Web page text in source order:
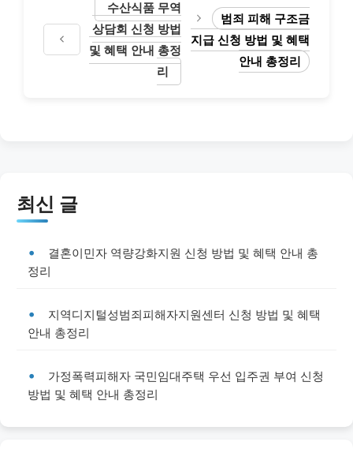
수산식품 무역
상담회 신청 방법
및 혜택 안내 총정
리
범죄 피해 구조금
지급 신청 방법 및 혜택
안내 총정리
최신 글
결혼이민자 역량강화지원 신청 방법 및 혜택 안내 총
정리
지역디지털성범죄피해자지원센터 신청 방법 및 혜택
안내 총정리
가정폭력피해자 국민임대주택 우선 입주권 부여 신청
방법 및 혜택 안내 총정리